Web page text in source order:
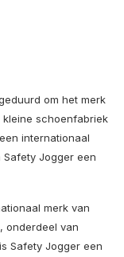
om het merk
kleine schoenfabriek
internationaal
Jogger een
merk van
onderdeel van
Safety Jogger een